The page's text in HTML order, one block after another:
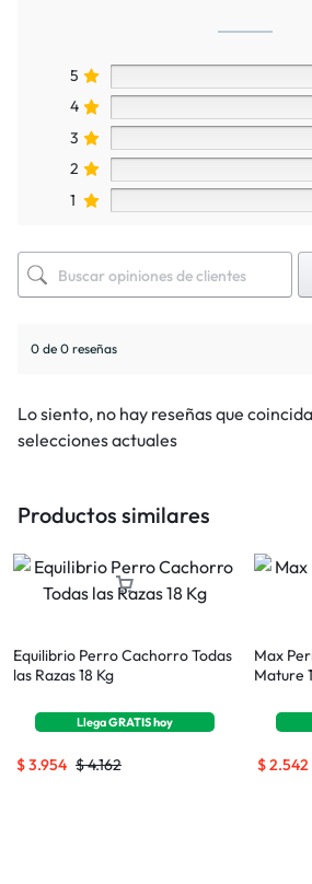
5
4
3
2
1
0 de 0 reseñas
Lo siento, no hay reseñas que
selecciones actuales
Productos similares
Equilibrio Perro Cachorro Todas
las Razas 18 Kg
LlegaGRATIShoy
$4.162
$3.954
Max
Mature
$2.542